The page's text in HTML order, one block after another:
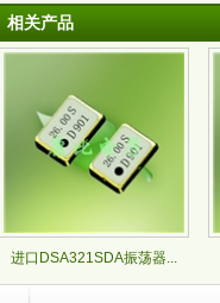
相关产品
进口DSA321SDA振荡器...